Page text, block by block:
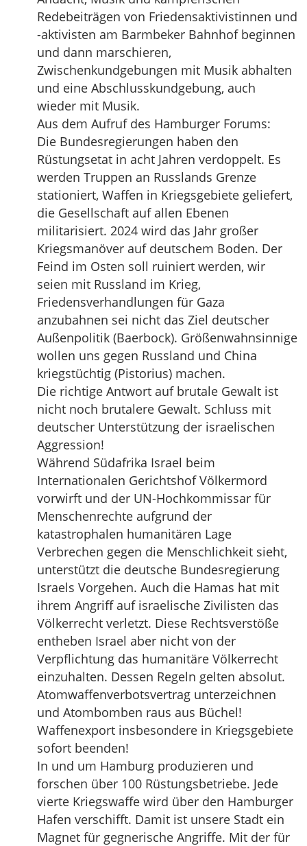
Redebeiträgen von Friedensaktivistinnen und
-aktivisten am Barmbeker Bahnhof beginnen
und dann marschieren,
Zwischenkundgebungen mit Musik abhalten
und eine Abschlusskundgebung, auch
wieder mit Musik.
Aus dem Aufruf des Hamburger Forums:
Die Bundesregierungen haben den
Rüstungsetat in acht Jahren verdoppelt. Es
werden Truppen an Russlands Grenze
stationiert, Waffen in Kriegsgebiete geliefert,
die Gesellschaft auf allen Ebenen
militarisiert. 2024 wird das Jahr großer
Kriegsmanöver auf deutschem Boden. Der
Feind im Osten soll ruiniert werden, wir
seien mit Russland im Krieg,
Friedensverhandlungen für Gaza
anzubahnen sei nicht das Ziel deutscher
Außenpolitik (Baerbock). Größenwahnsinnige
wollen uns gegen Russland und China
kriegstüchtig (Pistorius) machen.
Die richtige Antwort auf brutale Gewalt ist
nicht noch brutalere Gewalt. Schluss mit
deutscher Unterstützung der israelischen
Aggression!
Während Südafrika Israel beim
Internationalen Gerichtshof Völkermord
vorwirft und der UN-Hochkommissar für
Menschenrechte aufgrund der
katastrophalen humanitären Lage
Verbrechen gegen die Menschlichkeit sieht,
unterstützt die deutsche Bundesregierung
Israels Vorgehen. Auch die Hamas hat mit
ihrem Angriff auf israelische Zivilisten das
Völkerrecht verletzt. Diese Rechtsverstöße
entheben Israel aber nicht von der
Verpflichtung das humanitäre Völkerrecht
einzuhalten. Dessen Regeln gelten absolut.
Atomwaffenverbotsvertrag unterzeichnen
und Atombomben raus aus Büchel!
Waffenexport insbesondere in Kriegsgebiete
sofort beenden!
In und um Hamburg produzieren und
forschen über 100 Rüstungsbetriebe. Jede
vierte Kriegswaffe wird über den Hamburger
Hafen verschifft. Damit ist unsere Stadt ein
Magnet für gegnerische Angriffe. Mit der für